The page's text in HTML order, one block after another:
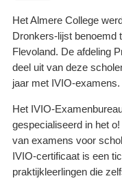
Het Almere College
Dronkers-lijst benoemd
Flevoland. De afdeling
deel uit van deze
jaar met IVIO-examens.
Het IVIO-
gespecialiseerd in het
van examens voor
IVIO-certificaat is een
praktijkleerlingen die